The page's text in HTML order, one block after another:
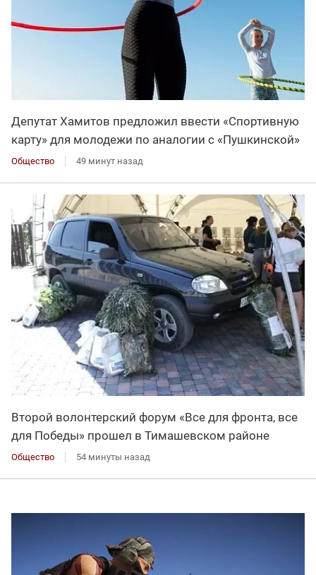
Депутат Хамитов предложил ввести «Спортивную
карту» для молодежи по аналогии с «Пушкинской»
Общество 49 минут назад
Второй волонтерский форум «Все для фронта, все
для Победы» прошел в Тимашевском районе
Общество 54 минуты назад